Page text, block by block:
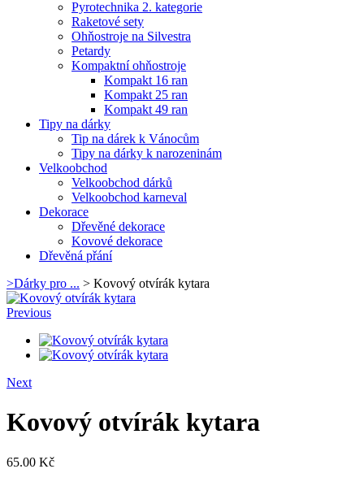
Pyrotechnika 2. kategorie
Raketové sety
Ohňostroje na Silvestra
Petardy
Kompaktní ohňostroje
Kompakt 16 ran
Kompakt 25 ran
Kompakt 49 ran
Tipy na dárky
Tip na dárek k Vánocům
Tipy na dárky k narozeninám
Velkoobchod
Velkoobchod dárků
Velkoobchod karneval
Dekorace
Dřevěné dekorace
Kovové dekorace
Dřevěná přání
>Dárky pro ... > Kovový otvírák kytara
Previous
Next
Kovový otvírák kytara
65.00 Kč